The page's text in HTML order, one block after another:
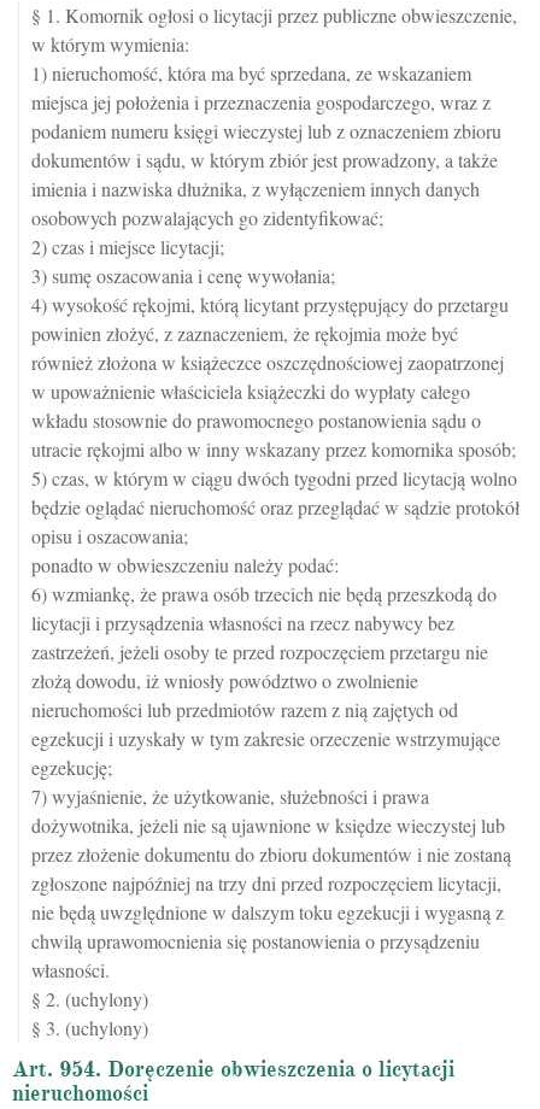
§ 1. Komornik ogłosi o licytacji przez publiczne obwieszczenie,
w którym wymienia:
1) nieruchomość, która ma być sprzedana, ze wskazaniem
miejsca jej położenia i przeznaczenia gospodarczego, wraz z
podaniem numeru księgi wieczystej lub z oznaczeniem zbioru
dokumentów i sądu, w którym zbiór jest prowadzony, a także
imienia i nazwiska dłużnika, z wyłączeniem innych danych
osobowych pozwalających go zidentyfikować;
2) czas i miejsce licytacji;
3) sumę oszacowania i cenę wywołania;
4) wysokość rękojmi, którą licytant przystępujący do przetargu
powinien złożyć, z zaznaczeniem, że rękojmia może być
również złożona w książeczce oszczędnościowej zaopatrzonej
w upoważnienie właściciela książeczki do wypłaty całego
wkładu stosownie do prawomocnego postanowienia sądu o
utracie rękojmi albo w inny wskazany przez komornika sposób;
5) czas, w którym w ciągu dwóch tygodni przed licytacją wolno
będzie oglądać nieruchomość oraz przeglądać w sądzie protokół
opisu i oszacowania;
ponadto w obwieszczeniu należy podać:
6) wzmiankę, że prawa osób trzecich nie będą przeszkodą do
licytacji i przysądzenia własności na rzecz nabywcy bez
zastrzeżeń, jeżeli osoby te przed rozpoczęciem przetargu nie
złożą dowodu, iż wniosły powództwo o zwolnienie
nieruchomości lub przedmiotów razem z nią zajętych od
egzekucji i uzyskały w tym zakresie orzeczenie wstrzymujące
egzekucję;
7) wyjaśnienie, że użytkowanie, służebności i prawa
dożywotnika, jeżeli nie są ujawnione w księdze wieczystej lub
przez złożenie dokumentu do zbioru dokumentów i nie zostaną
zgłoszone najpóźniej na trzy dni przed rozpoczęciem licytacji,
nie będą uwzględnione w dalszym toku egzekucji i wygasną z
chwilą uprawomocnienia się postanowienia o przysądzeniu
własności.
§ 2. (uchylony)
§ 3. (uchylony)
Art. 954. Doręczenie obwieszczenia o licytacji
nieruchomości